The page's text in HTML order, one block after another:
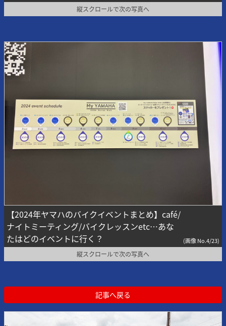
縦スクロールで次の写真へ
【2024年ヤマハのバイクイベントまとめ】café/
ナイトミーティング/バイクレッスンetc…あな
たはどのイベントに行く？
(画像 No.4/23)
縦スクロールで次の写真へ
記事へ戻る